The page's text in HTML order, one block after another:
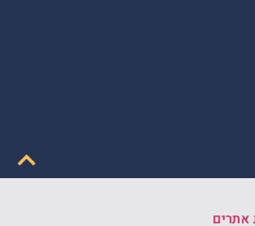
אתרים